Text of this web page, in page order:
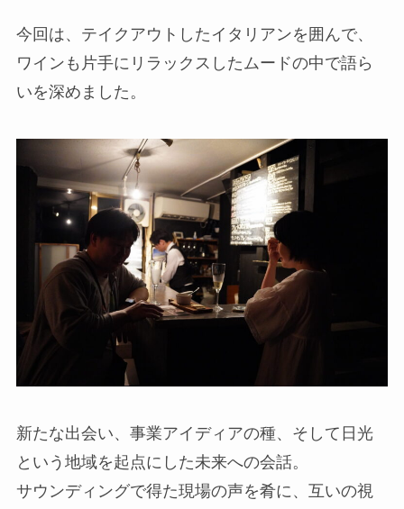
今回は、テイクアウトしたイタリアンを囲んで、
ワインも片手にリラックスしたムードの中で語ら
いを深めました。
新たな出会い、事業アイディアの種、そして日光
という地域を起点にした未来への会話。
サウンディングで得た現場の声を肴に、互いの視